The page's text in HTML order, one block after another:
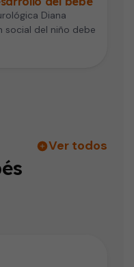
Diana
social del niño debe
Ver todos